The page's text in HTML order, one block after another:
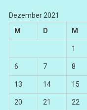
Dezember 2021
M
D M
1
6 7 8
13 14 15
20 21 22